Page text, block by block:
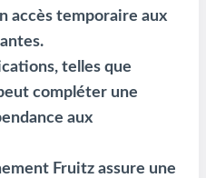
accès temporaire aux
telles que
compléter une
aux
Fruitz assure une